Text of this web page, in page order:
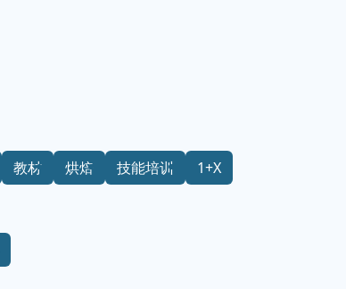
教材 烘焙 技能培训
1+X